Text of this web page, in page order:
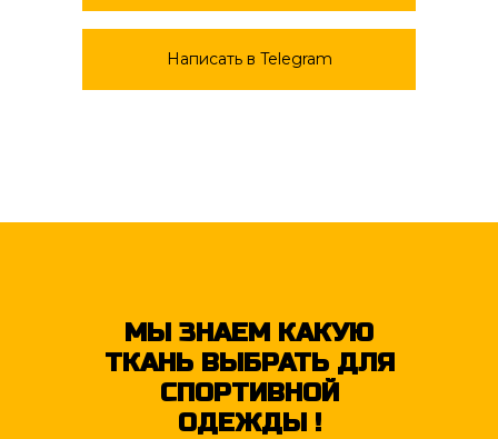
Написать в Telegram
МЫ ЗНАЕМ КАКУЮ
ТКАНЬ ВЫБРАТЬ ДЛЯ
СПОРТИВНОЙ
ОДЕЖДЫ !